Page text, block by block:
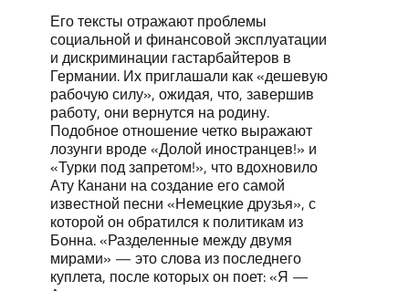
Его тексты отражают проблемы
социальной и финансовой эксплуатации
и дискриминации гастарбайтеров в
Германии. Их приглашали как «дешевую
рабочую силу», ожидая, что, завершив
работу, они вернутся на родину.
Подобное отношение четко выражают
лозунги вроде «Долой иностранцев!» и
«Турки под запретом!», что вдохновило
Ату Канани на создание его самой
известной песни «Немецкие друзья», с
которой он обратился к политикам из
Бонна. «Разделенные между двумя
мирами» — это слова из последнего
куплета, после которых он поет: «Я —